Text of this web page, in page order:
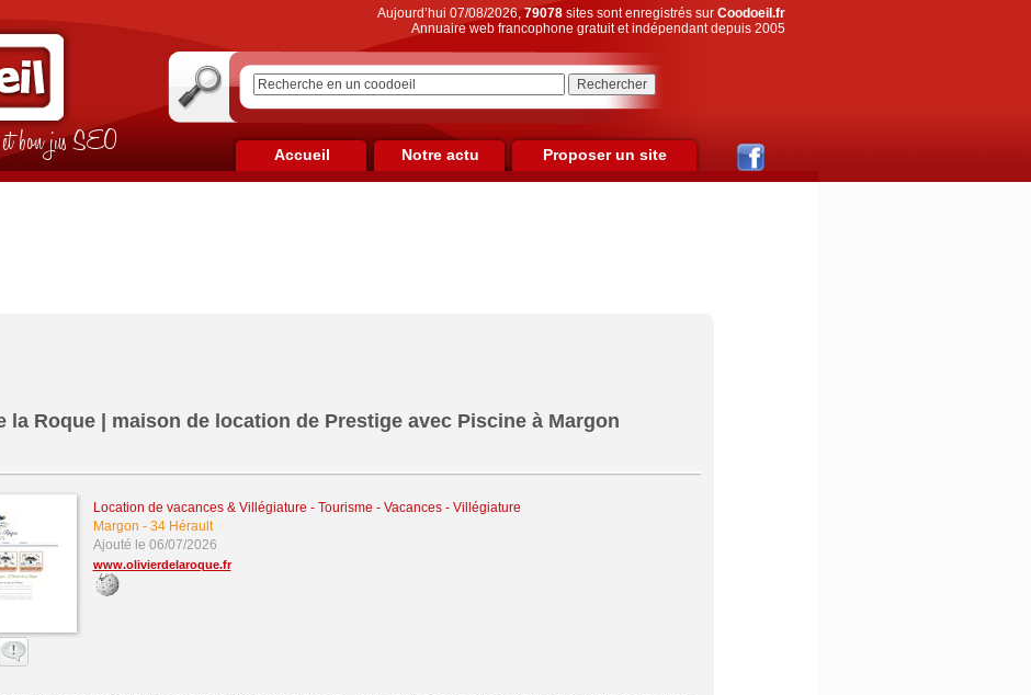
et bon jus SEO
Aujourd’hui 07/08/2026,79078sites sont enregistrés sur Coodoeil.fr
Annuaire web francophone gratuit et indépendant depuis 2005
Accueil Notre actu Proposer un site
la Roque | maison de location de Prestige avec Piscine à Margon
Location de vacances & Villégiature - Tourisme - Vacances - Villégiature
Margon - 34 Hérault
Ajouté le 06/07/2026
www.olivierdelaroque.fr